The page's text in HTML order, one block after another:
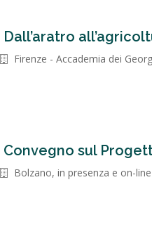
Dall’aratro
Firenze - Accademia dei
Convegno sul
Bolzano, in presenza e on-line